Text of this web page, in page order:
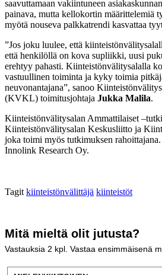
saavuttamaan vakiintuneen
painava, mutta kellokortin määrittelemiä
myötä nouseva palkkatrendi kasvattaa
”Jos joku luulee, että
että henkilöllä on kova supliikki, uusi
erehtyy pahasti. Kiinteistönvälitysalalla
vastuullinen toiminta ja kyky toimia
neuvonantajana”, sanoo
(KVKL) toimitusjohtaja Jukka Malila.
Kiinteistönvälitysalan Ammattilaiset
Kiinteistönvälitysalan Keskusliitto ja
joka toimi myös tutkimuksen
Innolink Research Oy.
Tagit kiinteistönvälittäjä kiinteistöt
Mitä mieltä olit jutusta?
Vastauksia 2 kpl. Vastaa ensimmäisenä